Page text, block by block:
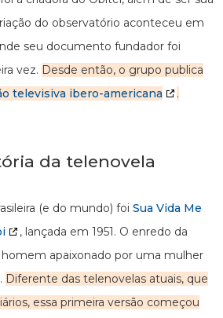
do observatório aconteceu em
seu documento fundador foi
vez. Desde então, o grupo publica
televisiva ibero-americana
.
da telenovela
(e do mundo) foi Sua Vida Me
, lançada em 1951. O enredo da
apaixonado por uma mulher
Diferente das telenovelas atuais, que
essa primeira versão começou